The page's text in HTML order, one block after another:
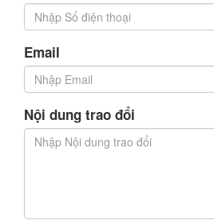
Email
Nội dung trao đổi